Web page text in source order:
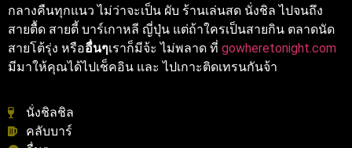
กลางคืนทุกแนว ไม่ว่าจะเป็น ผับ ร้านเล่นสด นั่งชิล ไปจนถึง
สายตื้ด สายตี้ บาร์เกาหลี ญี่ปุ่น แต่ถ้าใครเป็นสายกิน ตลาดนัด
สายโต้รุ่ง หรืออื่นๆเราก็มีจ้ะ ไม่พลาด ที่ gowheretonight.com
มีมาให้คุณได้ไปเช็คอิน และ ไปเกาะติดเทรนกันจ้า
นั่งชิลชิล
คลับบาร์